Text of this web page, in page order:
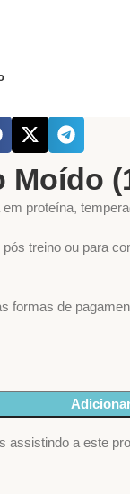
Moído
proteína,
treino ou para
formas de
assistindo a este